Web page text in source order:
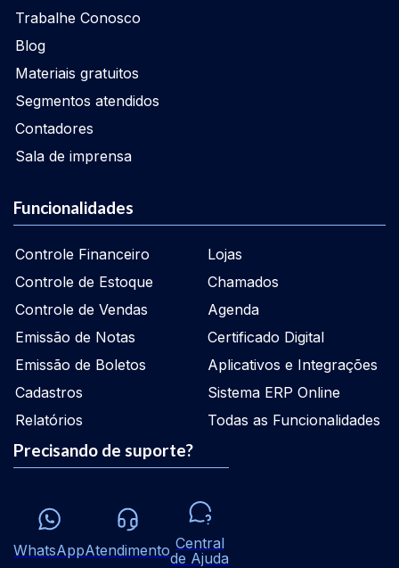
Trabalhe Conosco
Blog
Materiais gratuitos
Segmentos atendidos
Contadores
Sala de imprensa
Funcionalidades
Controle Financeiro
Controle de Estoque
Controle de Vendas
Emissão de Notas
Emissão de Boletos
Cadastros
Relatórios
Lojas
Chamados
Agenda
Certificado Digital
Aplicativos e Integrações
Sistema ERP Online
Todas as Funcionalidades
Precisando de suporte?
WhatsAppAtendimento Central
de Ajuda